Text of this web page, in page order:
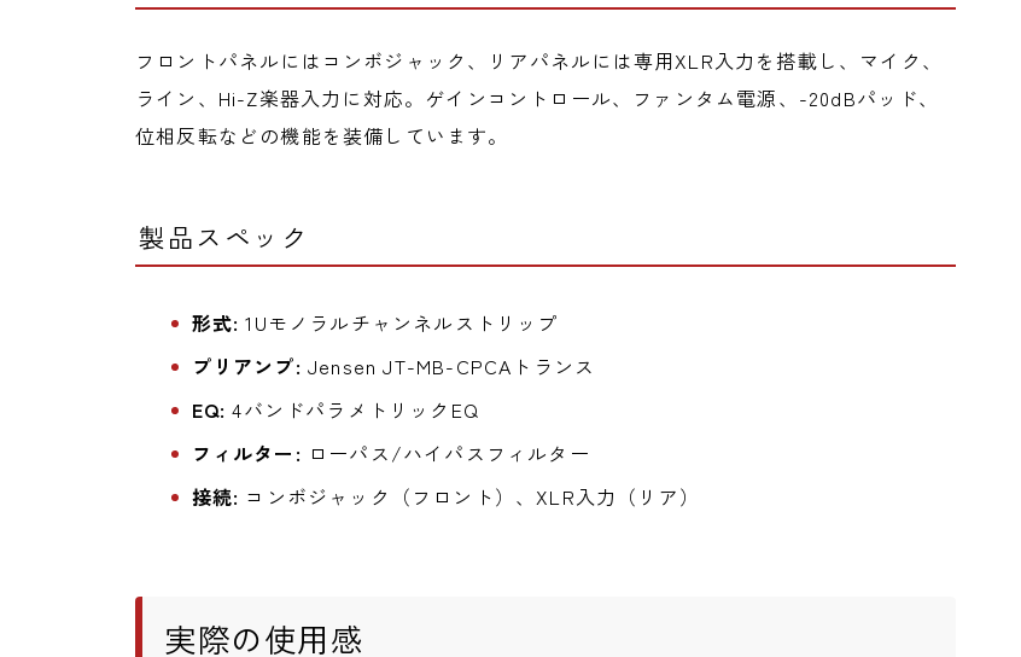
フロントパネルにはコンボジャック、リアパネルには専用XLR入力を搭載し、マイク、
ライン、Hi-Z楽器入力に対応。ゲインコントロール、ファンタム電源、-20dBパッド、
位相反転などの機能を装備しています。
製品スペック
形式: 1Uモノラルチャンネルストリップ
プリアンプ: Jensen JT-MB-CPCAトランス
EQ: 4バンドパラメトリックEQ
フィルター: ローパス/ハイパスフィルター
接続: コンボジャック（フロント）、XLR入力（リア）
実際の使用感